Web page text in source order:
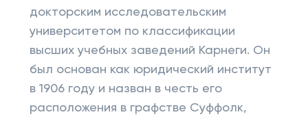
докторским исследовательским
университетом по классификации
высших учебных заведений Карнеги. Он
был основан как юридический институт
в 1906 году и назван в честь его
расположения в графстве Суффолк,